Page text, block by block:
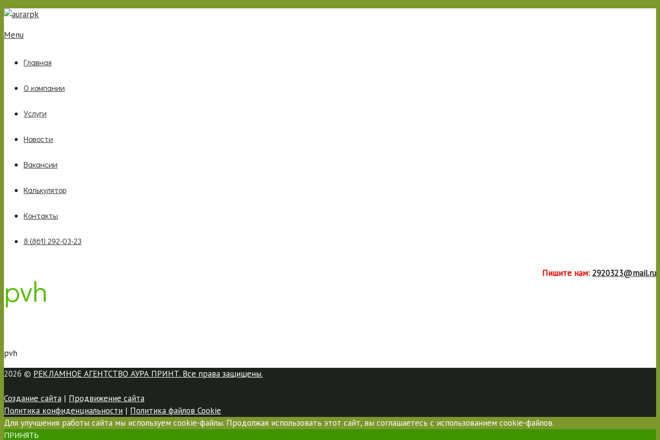
Menu
Главная
О компании
Услуги
Новости
Вакансии
Калькулятор
Контакты
8 (861) 292-03-23
Пишите нам: 2920323@mail.ru
pvh
pvh
2026 © РЕКЛАМНОЕ АГЕНТСТВО АУРА ПРИНТ. Все права защищены.
Создание сайта | Продвижение сайта
Политика конфиденциальности | Политика файлов Cookie
Для улучшения работы сайта мы используем cookie-файлы. Продолжая использовать этот сайт, вы соглашаетесь с использованием cookie-файлов.
ПРИНЯТЬ